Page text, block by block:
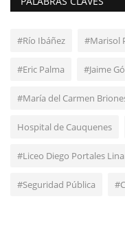
#Río Ibáñez #Marisol
#Eric Palma #Jaime
#María del Carmen
Hospital de Cauquenes
#Liceo Diego Portales
#Seguridad Pública